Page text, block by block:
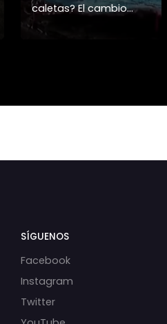
caletas? El cambio
climático y El Niño
alteran las aguas
SÍGUENOS
Facebook
Instagram
Twitter